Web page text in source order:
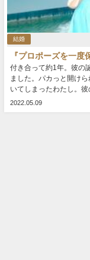
結婚
『プロポーズを一
付き合って約1年。彼の
ました。パカっと開け
いてしまったわたし。彼
2022.05.09